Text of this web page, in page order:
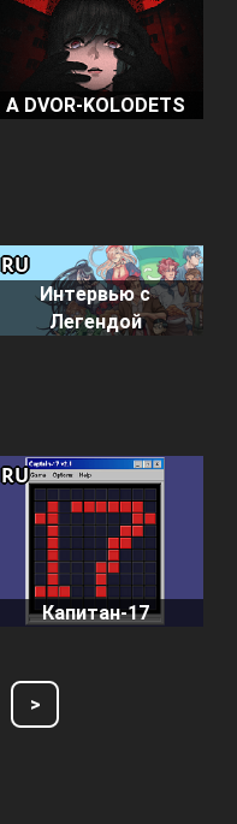
A DVOR-KOLODETS
Интервью с
Легендой
RU
Капитан-17
RU
>